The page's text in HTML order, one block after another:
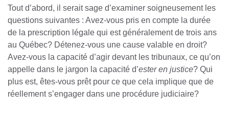
Tout d’abord, il serait sage d’examiner soigneusement les
questions suivantes : Avez-vous pris en compte la durée
de la prescription légale qui est généralement de trois ans
au Québec? Détenez-vous une cause valable en droit?
Avez-vous la capacité d’agir devant les tribunaux, ce qu’on
appelle dans le jargon la capacité d’ester en justice? Qui
plus est, êtes-vous prêt pour ce que cela implique que de
réellement s’engager dans une procédure judiciaire?